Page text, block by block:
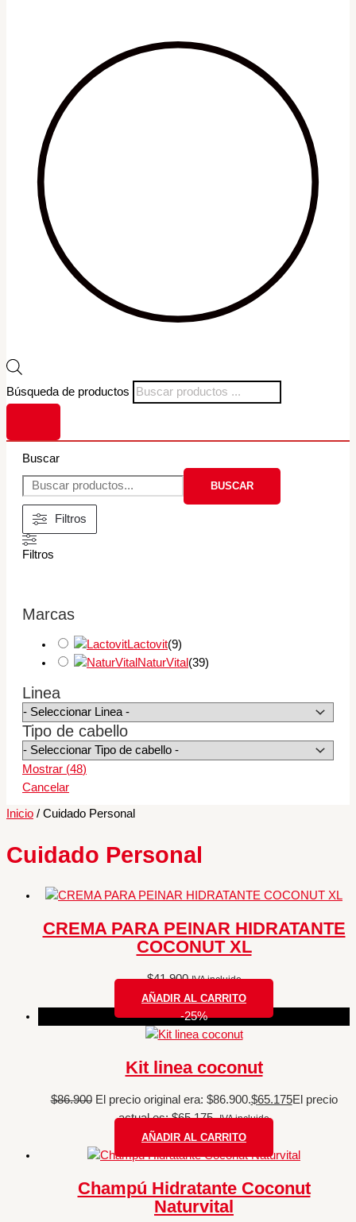
Búsqueda de productos
Buscar
BUSCAR
Filtros
Filtros
Marcas
Lactovit(9)
NaturVital (39)
Linea
Tipo de cabello
Mostrar (48)
Cancelar
Inicio / Cuidado Personal
Cuidado Personal
CREMA PARA PEINAR HIDRATANTE
COCONUT XL
$41.900 IVA incluido
AÑADIR AL CARRITO
-25%
Kit linea coconut
$86.900 El precio original era: $86.900.$65.175El precio
actual es: $65.175. IVA incluido
AÑADIR AL CARRITO
Champú Hidratante Coconut
Naturvital